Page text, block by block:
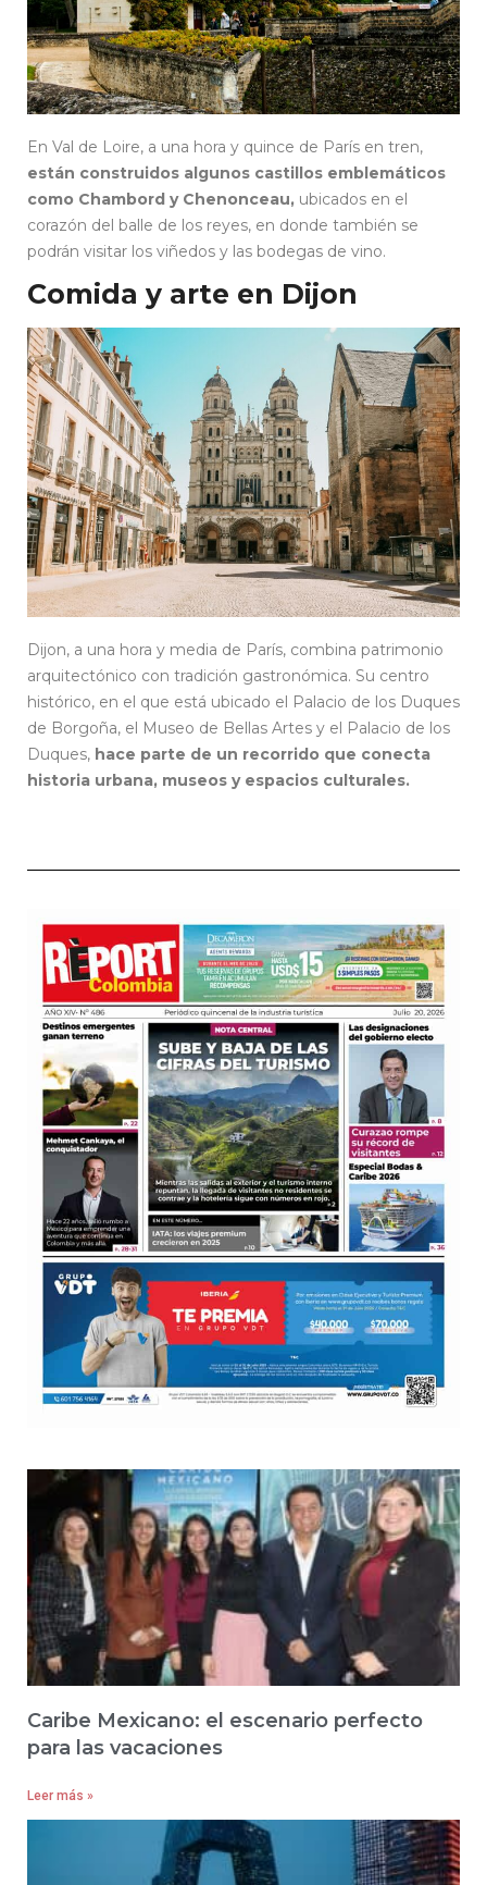
En Val de Loire, a una hora y quince de París en tren,
están construidos algunos castillos emblemáticos
como Chambord y Chenonceau, ubicados en el
corazón del balle de los reyes, en donde también se
podrán visitar los viñedos y las bodegas de vino.
Comida y arte en Dijon
Dijon, a una hora y media de París, combina patrimonio
arquitectónico con tradición gastronómica. Su centro
histórico, en el que está ubicado el Palacio de los Duques
de Borgoña, el Museo de Bellas Artes y el Palacio de los
Duques, hace parte de un recorrido que conecta
historia urbana, museos y espacios culturales.
Caribe Mexicano: el escenario perfecto
para las vacaciones
Leer más »